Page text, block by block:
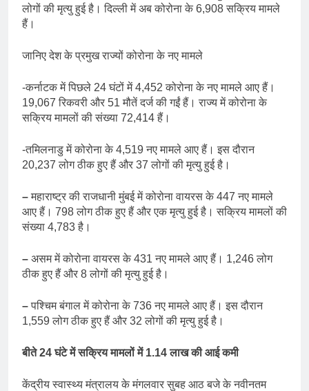
लोगों की मृत्यु हुई है। दिल्ली में अब कोरोना के 6,908 सक्रिय मामले
हैं।
जानिए देश के प्रमुख राज्यों कोरोना के नए मामले
-कर्नाटक में पिछले 24 घंटों में 4,452 कोरोना के नए मामले आए हैं।
19,067 रिकवरी और 51 मौतें दर्ज की गईं हैं। राज्य में कोरोना के
सक्रिय मामलों की संख्या 72,414 हैं।
-तमिलनाडु में कोरोना के 4,519 नए मामले आए हैं। इस दौरान
20,237 लोग ठीक हुए हैं और 37 लोगों की मृत्यु हुई है।
–महाराष्ट्र की राजधानी मुंबई में कोरोना वायरस के 447 नए मामले
आए हैं। 798 लोग ठीक हुए हैं और एक मृत्यु हुई है। सक्रिय मामलों की
संख्या 4,783 है।
– असम में कोरोना वायरस के 431 नए मामले आए हैं। 1,246 लोग
ठीक हुए हैं और 8 लोगों की मृत्यु हुई है।
–पश्चिम बंगाल में कोरोना के 736 नए मामले आए हैं। इस दौरान
1,559 लोग ठीक हुए हैं और 32 लोगों की मृत्यु हुई है।
बीते 24 घंटे में सक्रिय मामलों में 1.14 लाख की आई कमी
केंद्रीय स्वास्थ्य मंत्रालय के मंगलवार सुबह आठ बजे के नवीनतम